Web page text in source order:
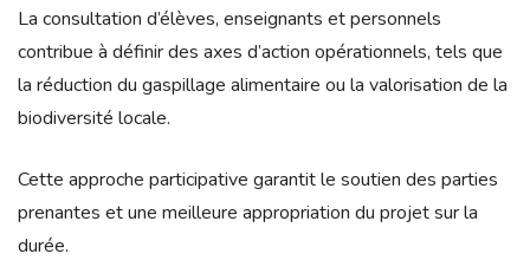
La consultation d’élèves, enseignants et personnels
contribue à définir des axes d’action opérationnels, tels que
la réduction du gaspillage alimentaire ou la valorisation de la
biodiversité locale.
Cette approche participative garantit le soutien des parties
prenantes et une meilleure appropriation du projet sur la
durée.